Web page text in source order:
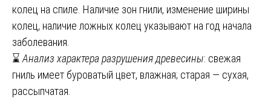
колец на спиле. Наличие зон гнили, изменение ширины
колец, наличие ложных колец указывают на год начала
заболевания.
⌛Анализ характера разрушения древесины: свежая
гниль имеет буроватый цвет, влажная; старая — сухая,
рассыпчатая.